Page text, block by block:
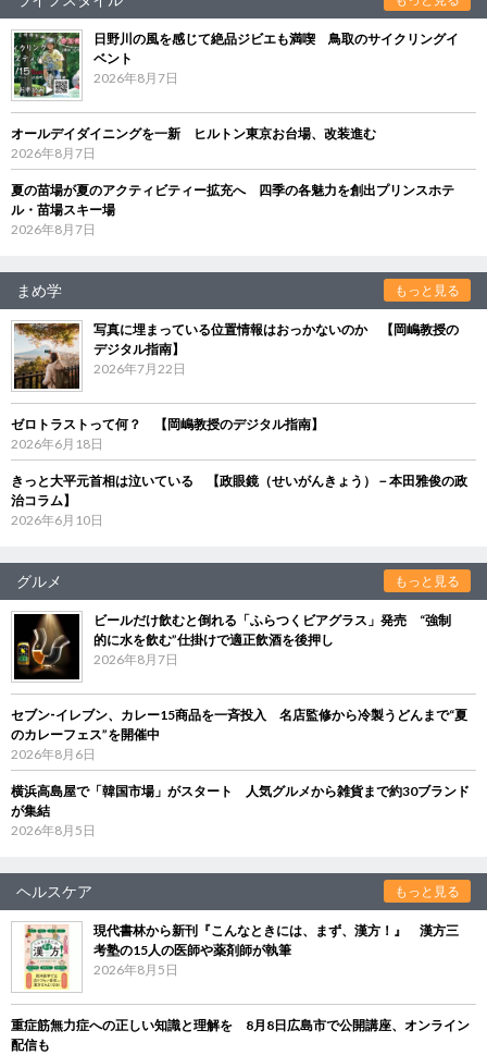
日野川の風を感じて絶品ジビエも満喫 鳥取のサイクリングイ
ベント
2026年8月7日
オールデイダイニングを一新 ヒルトン東京お台場、改装進む
2026年8月7日
夏の苗場が夏のアクティビティー拡充へ 四季の各魅力を創出プリンスホテ
ル・苗場スキー場
2026年8月7日
まめ学 もっと見る
写真に埋まっている位置情報はおっかないのか 【岡嶋教授の
デジタル指南】
2026年7月22日
ゼロトラストって何？ 【岡嶋教授のデジタル指南】
2026年6月18日
きっと大平元首相は泣いている 【政眼鏡（せいがんきょう）－本田雅俊の政
治コラム】
2026年6月10日
グルメ もっと見る
ビールだけ飲むと倒れる「ふらつくビアグラス」発売 “強制
的に水を飲む”仕掛けで適正飲酒を後押し
2026年8月7日
セブン‐イレブン、カレー15商品を一斉投入 名店監修から冷製うどんまで“夏
のカレーフェス”を開催中
2026年8月6日
横浜高島屋で「韓国市場」がスタート 人気グルメから雑貨まで約30ブランド
が集結
2026年8月5日
ヘルスケア もっと見る
現代書林から新刊『こんなときには、まず、漢方！』 漢方三
考塾の15人の医師や薬剤師が執筆
2026年8月5日
重症筋無力症への正しい知識と理解を 8月8日広島市で公開講座、オンライン
配信も